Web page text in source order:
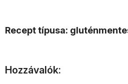
Recept típusa:
Hozzávalók: